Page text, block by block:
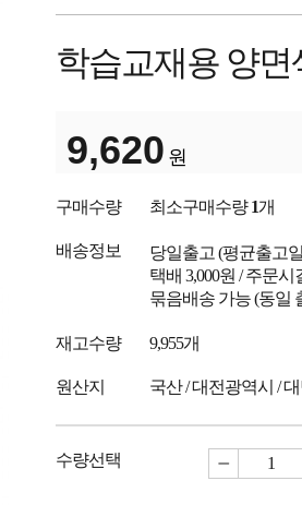
학습교재용 양면
9,620 원
구매수량 최소구매수량1개
배송정보 당일출고 (평균출고일
택배 3,000원 / 주문시
묶음배송 가능 (동일
재고수량 9,955개
원산지 국산 / 대전광역시 /
수량선택